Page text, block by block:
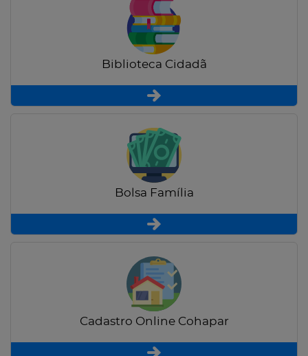
Biblioteca Cidadã
Bolsa Família
Cadastro Online Cohapar